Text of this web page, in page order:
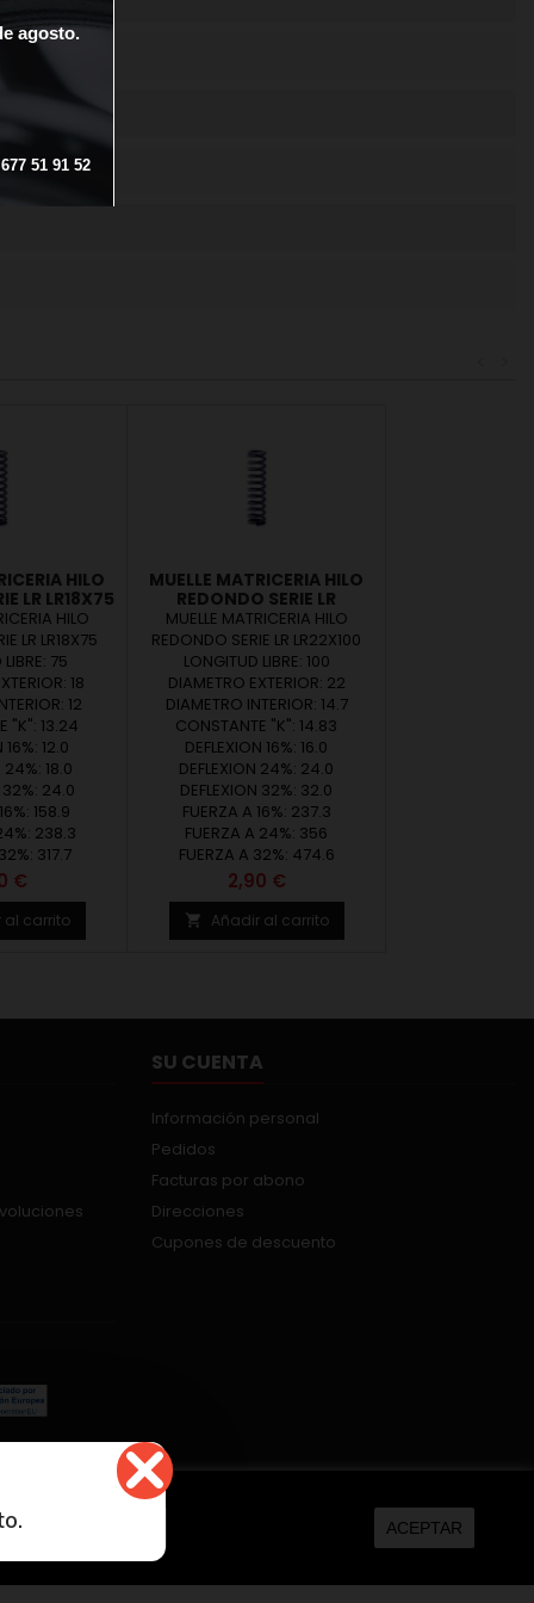
MÁS INFORMACIÓN ACEPTAR
HILO
LR LR18X75
HILO
LR LR18X75
75
18
12
"K": 13.24
16%: 12.0
24%: 18.0
32%: 24.0
158.9
238.3
317.7
€
al carrito
MUELLE MATRICERIA HILO
REDONDO SERIE LR
LR22X100
MUELLE MATRICERIA HILO
REDONDO SERIE LR LR22X100
LONGITUD LIBRE: 100
DIAMETRO EXTERIOR: 22
DIAMETRO INTERIOR: 14.7
CONSTANTE "K": 14.83
DEFLEXION 16%: 16.0
DEFLEXION 24%: 24.0
DEFLEXION 32%: 32.0
FUERZA A 16%: 237.3
FUERZA A 24%: 356
FUERZA A 32%: 474.6
Precio
2,90 €
 Añadir al carrito
SU CUENTA
Información personal
Pedidos
Facturas por abono
Direcciones
Cupones de descuento
agosto.
677 51 91 52